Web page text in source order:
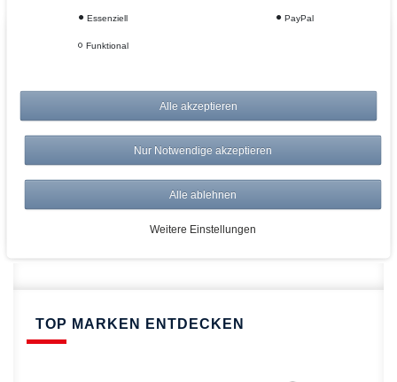
Vom Profi für Profis - Ihre Vorteile
Versandkostenfrei ab 150€
Risikolos: 14 Tage Rückgabe
Über 20.000 Artikel
Schnelle Lieferung
TOP MARKEN ENTDECKEN
Essenziell PayPal
Funktional
Alle akzeptieren
Nur Notwendige akzeptieren
Alle ablehnen
Weitere Einstellungen